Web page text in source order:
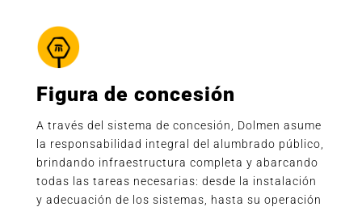
Figura de concesión
A través del sistema de concesión, Dolmen asume
la responsabilidad integral del alumbrado público,
brindando infraestructura completa y abarcando
todas las tareas necesarias: desde la instalación
y adecuación de los sistemas, hasta su operación